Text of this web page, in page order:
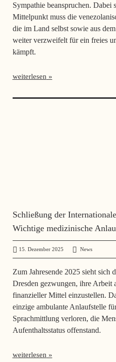
Sympathie beanspruchen.
Mittelpunkt muss die
die im Land selbst sowie aus
weiter verzweifelt für ein freies
kämpft.
weiterlesen
Schließung der
Wichtige medizinische
15. Dezember 2025 administrator
News
Zum Jahresende 2025 sieht sich
Dresden gezwungen, ihre Arbeit
finanzieller Mittel einzustellen.
einzige ambulante Anlaufstelle
Sprachmittlung verloren, die
Aufenthaltsstatus offenstand.
weiterlesen